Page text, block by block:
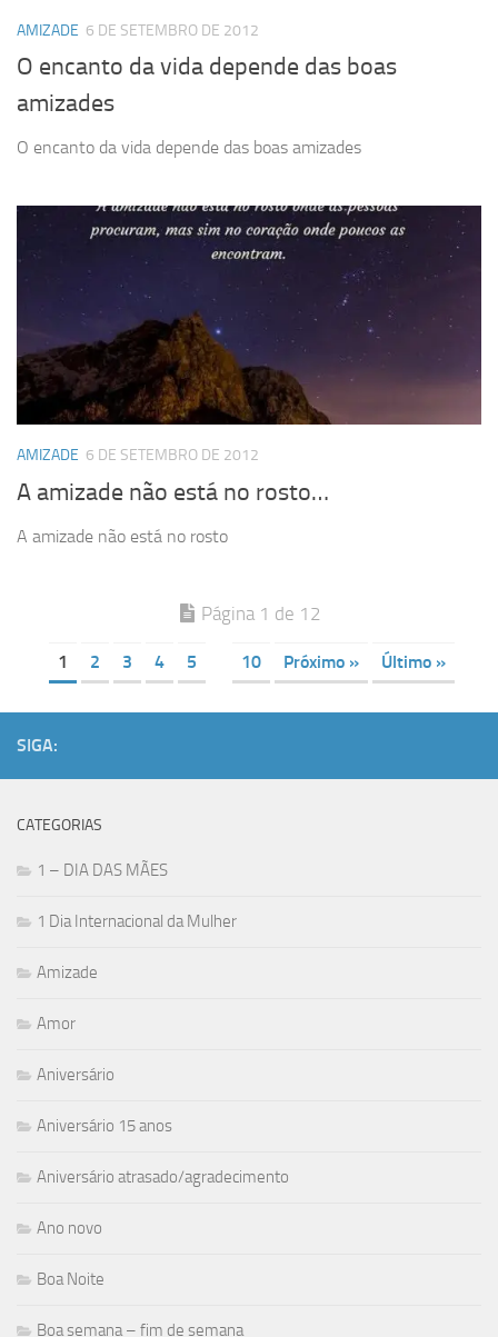
AMIZADE 6 DE SETEMBRO DE 2012
O encanto da vida depende das boas
amizades
O encanto da vida depende das boas amizades
AMIZADE 6 DE SETEMBRO DE 2012
A amizade não está no rosto…
A amizade não está no rosto
Página 1 de 12
1 2 3 4 5 10 Próximo » Último »
SIGA:
CATEGORIAS
1 – DIA DAS MÃES
1 Dia Internacional da Mulher
Amizade
Amor
Aniversário
Aniversário 15 anos
Aniversário atrasado/agradecimento
Ano novo
Boa Noite
Boa semana – fim de semana